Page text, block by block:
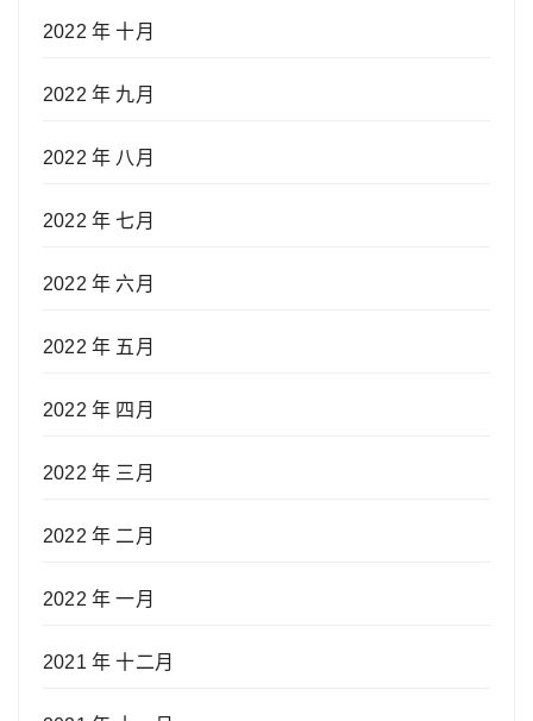
2022 年 十月
2022 年 九月
2022 年 八月
2022 年 七月
2022 年 六月
2022 年 五月
2022 年 四月
2022 年 三月
2022 年 二月
2022 年 一月
2021 年 十二月